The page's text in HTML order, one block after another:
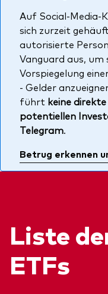
Produkte
Anbieterliste
Produkte im
Produktliste
Fondsdokumente
ETFs
Anleihen
Multi-Asset
Back to
Aktuelles
ETF-Wissen
Unsere
Veranstaltungen
Über uns
Back to
Unsere Mission
Auf Social-Media-
sich zurzeit
autorisierte
Vanguard aus,
Vorspiegelung
- Gelder
führt keine
potentiellen
Telegram.
Betrug erkennen
Liste
ETFs